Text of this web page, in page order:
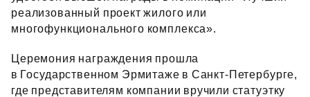
реализованный проект жилого или
многофункционального комплекса».
Церемония награждения прошла
в Государственном Эрмитаже в Санкт‑Петербурге,
где представителям компании вручили статуэтку